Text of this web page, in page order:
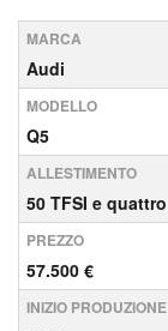
MARCA
Audi
MODELLO
Q5
ALLESTIMENTO
50 TFSI e
PREZZO
57.500 €
INIZIO PRODUZIONE